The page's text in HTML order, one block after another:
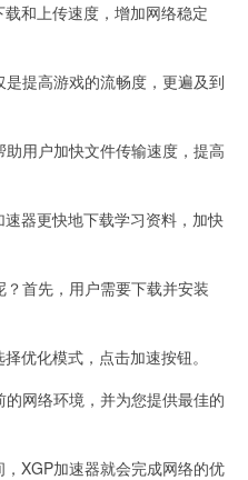
和上传速度，增加网络稳定
提高游戏的流畅度，更遍及到
用户加快文件传输速度，提高
器更快地下载学习资料，加快
首先，用户需要下载并安装
化模式，点击加速按钮。
网络环境，并为您提供最佳的
XGP加速器就会完成网络的优